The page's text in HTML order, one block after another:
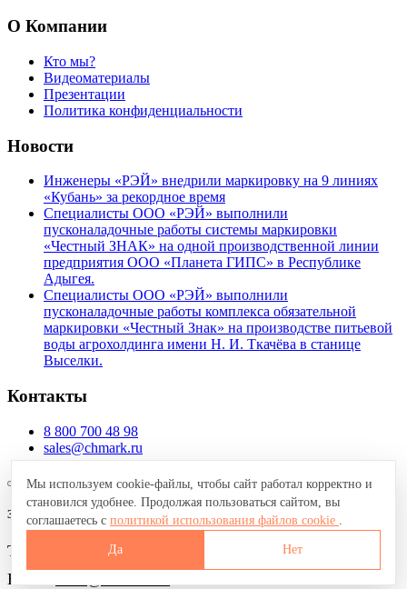
О Компании
Кто мы?
Видеоматериалы
Презентации
Политика конфиденциальности
Новости
Инженеры «РЭЙ» внедрили маркировку на 9 линиях
«Кубань» за рекордное время
Специалисты ООО «РЭЙ» выполнили
пусконаладочные работы системы маркировки
«Честный ЗНАК» на одной производственной линии
предприятия ООО «Планета ГИПС» в Республике
Адыгея.
Специалисты ООО «РЭЙ» выполнили
пусконаладочные работы комплекса обязательной
маркировки «Честный Знак» на производстве питьевой
воды агрохолдинга имени Н. И. Ткачёва в станице
Выселки.
Контакты
8 800 700 48 98
sales@chmark.ru
Запрос коммерческого предложения
Телефон:
8 800 700 48 98
Email:
Мы используем cookie-файлы, чтобы сайт работал корректно и
становился удобнее. Продолжая пользоваться сайтом, вы
соглашаетесь с политикой использования файлов cookie .
Да Нет